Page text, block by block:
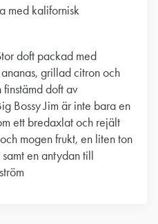
med kalifornisk
doft packad med
grillad citron och
doft av
Bossy Jim är inte bara en
ett bredaxlat och rejält
mogen frukt, en liten ton
en antydan till